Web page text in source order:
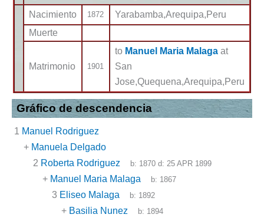
Nacimiento
1872
Yarabamba,Arequipa,Peru
Muerte
Matrimonio 1901
to Manuel Maria Malaga at
San
Jose,Quequena,Arequipa,Peru
Gráfico de descendencia
1 Manuel Rodriguez
+ Manuela Delgado
2 Roberta Rodriguez b: 1870 d:25 APR 1899
+ Manuel Maria Malaga b: 1867
3 Eliseo Malaga b: 1892
+ Basilia Nunez b: 1894